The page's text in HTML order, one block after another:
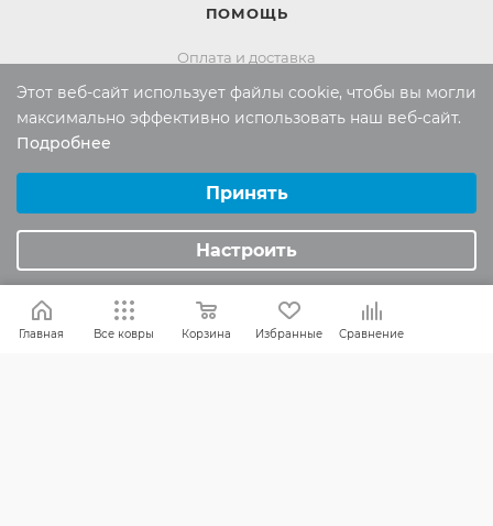
ПОМОЩЬ
Оплата и доставка
Обмен и возврат
Россия:8 (800) 101-38-97
8 (495) 196-00-06
Отдел продаж:
Тех. поддержка:support@mr-kover.ru
Главная Все ковры Корзина Избранные Сравнение
Этот веб-сайт использует файлы cookie, чтобы вы могли
максимально эффективно использовать наш веб-сайт.
Подробнее
Аналитические/Функциональные
Принять
Настроить